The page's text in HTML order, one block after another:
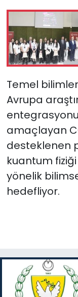
Temel
Avrupa
amaçlayan
desteklenen
kuantum
yönelik
hedefliyor.